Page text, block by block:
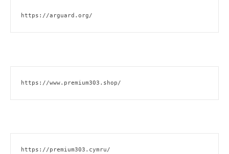
https://arguard.org/
https://www.premium303.shop/
https://premium303.cymru/